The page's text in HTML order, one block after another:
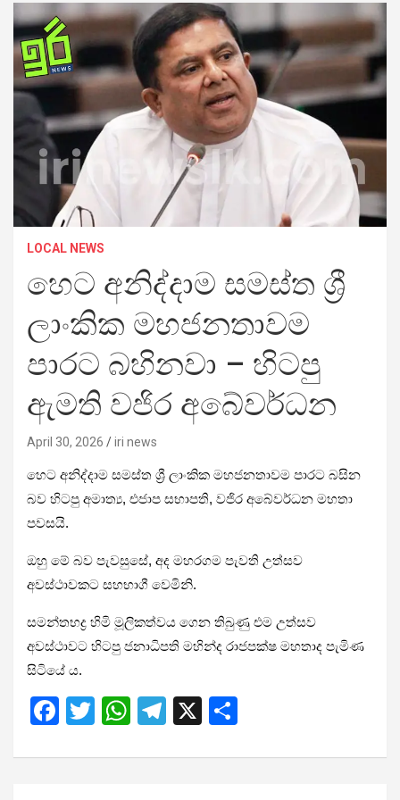
LOCAL NEWS
හෙට අනිද්දාම සමස්ත ශ්‍රී
ලාංකික මහජනතාවම
පාරට බහිනවා – හිටපු
ඇමති වජිර අබේවර්ධන
April 30, 2026 iri news
හෙට අනිද්දාම සමස්ත ශ්‍රී ලාංකික මහජනතාවම පාරට බසින
බව හිටපු අමාත්‍ය, එජාප සභාපති, වජිර අබේවර්ධන මහතා
පවසයි.
ඔහු මේ බව පැවසුසේ, අද මහරගම පැවති උත්සව
අවස්ථාවකට සහභාගී වෙමිනි.
සමන්තභද්‍ර හිමි මූලිකත්වය ගෙන තිබුණු එම උත්සව
අවස්ථාවට හිටපු ජනාධිපති මහින්ද රාජපක්ෂ මහතාද පැමිණ
සිටියේ ය.
F
ce
T
tt
W
at
T
e
X
ar